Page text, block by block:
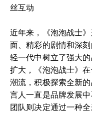
丝互动
近年来，《泡泡战士
面、精彩的剧情和深
轻一代中树立了强大
扩大，《泡泡战士》
潮流，积极探索全新
言人一直是品牌发展
团队则决定通过一种